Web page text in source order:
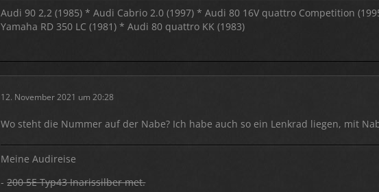
Audi 90 2,2 (1985) * Audi Cabrio 2.0 (1997) * Audi 80 16V quattro Competition
Yamaha RD 350 LC (1981) * Audi 80 quattro KK (1983)
12. November 2021 um 20:28
Wo steht die Nummer auf der Nabe? Ich habe auch so ein Lenkrad liegen, mit
Meine Audireise
-200 5E Typ43 Inarissilber met.